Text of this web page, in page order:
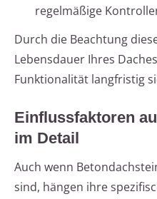
regelmäßige
Durch die Beachtung
Lebensdauer Ihres
Funktionalität langfristig
Einflussfaktoren
im Detail
Auch wenn
sind, hängen ihre